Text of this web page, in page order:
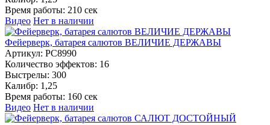
Время работы: 210 сек
Видео Нет в наличии
Фейерверк, батарея салютов ВЕЛИЧИЕ ДЕРЖАВЫ
Артикул: РС8990
Количество эффектов: 16
Выстрелы: 300
Калибр: 1,25
Время работы: 160 сек
Видео Нет в наличии